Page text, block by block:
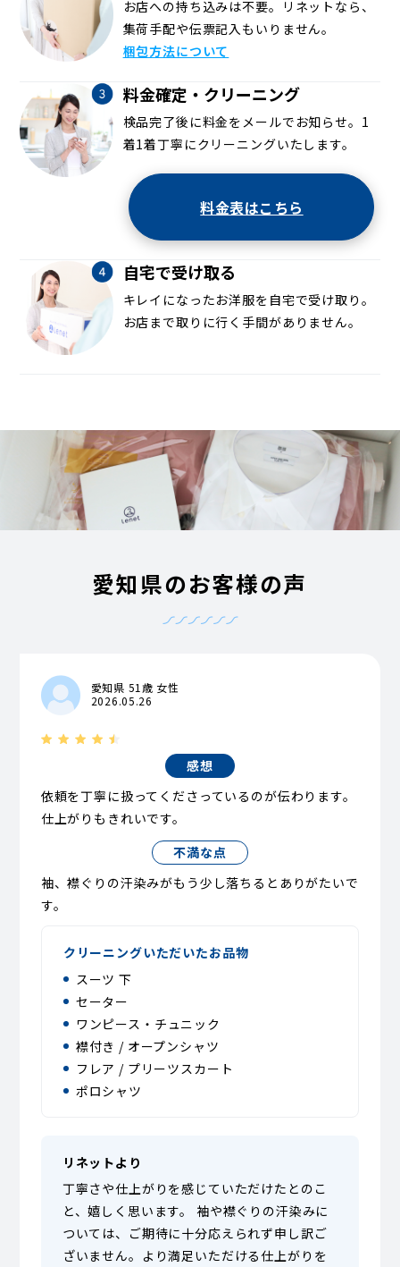
お店への持ち込みは不要。リネットなら、
集荷手配や伝票記入もいりません。
梱包方法について
料金確定・クリーニング
検品完了後に料金をメールでお知らせ。1
着1着丁寧にクリーニングいたします。
料金表はこちら
自宅で受け取る
キレイになったお洋服を自宅で受け取り。
お店まで取りに行く手間がありません。
愛知県のお客様の声
愛知県 51歳 女性
2026.05.26
感想
依頼を丁寧に扱ってくださっているのが伝わります。
仕上がりもきれいです。
不満な点
袖、襟ぐりの汗染みがもう少し落ちるとありがたいで
す。
クリーニングいただいたお品物
スーツ 下
セーター
ワンピース・チュニック
襟付き / オープンシャツ
フレア / プリーツスカート
ポロシャツ
リネットより
丁寧さや仕上がりを感じていただけたとのこ
と、嬉しく思います。 袖や襟ぐりの汗染みに
ついては、ご期待に十分応えられず申し訳ご
ざいません。より満足いただける仕上がりを